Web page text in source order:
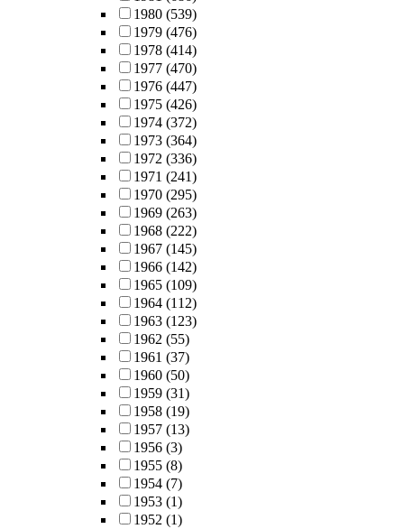
1980 (539)
1979 (476)
1978 (414)
1977 (470)
1976 (447)
1975 (426)
1974 (372)
1973 (364)
1972 (336)
1971 (241)
1970 (295)
1969 (263)
1968 (222)
1967 (145)
1966 (142)
1965 (109)
1964 (112)
1963 (123)
1962 (55)
1961 (37)
1960 (50)
1959 (31)
1958 (19)
1957 (13)
1956 (3)
1955 (8)
1954 (7)
1953 (1)
1952 (1)